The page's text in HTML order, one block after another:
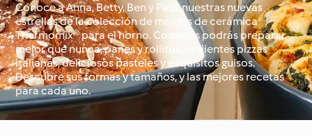
Conoce a Anna, Betty, Ben y Paul: nuestras nuevas
estrellas de la colección de moldes de cerámica
Thermomix® para el horno. Con ellos podrás preparar,
mejor que nunca, panes y rollitos, crujientes pizzas
italianas, deliciosos pasteles y exquisitos guisos.
Descubre sus formas y tamaños, y las mejores recetas
para cada uno.